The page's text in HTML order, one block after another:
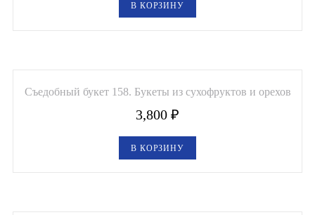
В КОРЗИНУ
Съедобный букет 158. Букеты из сухофруктов и орехов
3,800 ₽
В КОРЗИНУ